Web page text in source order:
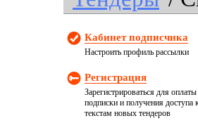
Кабинет подписчика
Настроить профиль рассылки
Регистрация
Зарегистрироваться для оплаты
подписки и получения доступа
текстам новых тендеров